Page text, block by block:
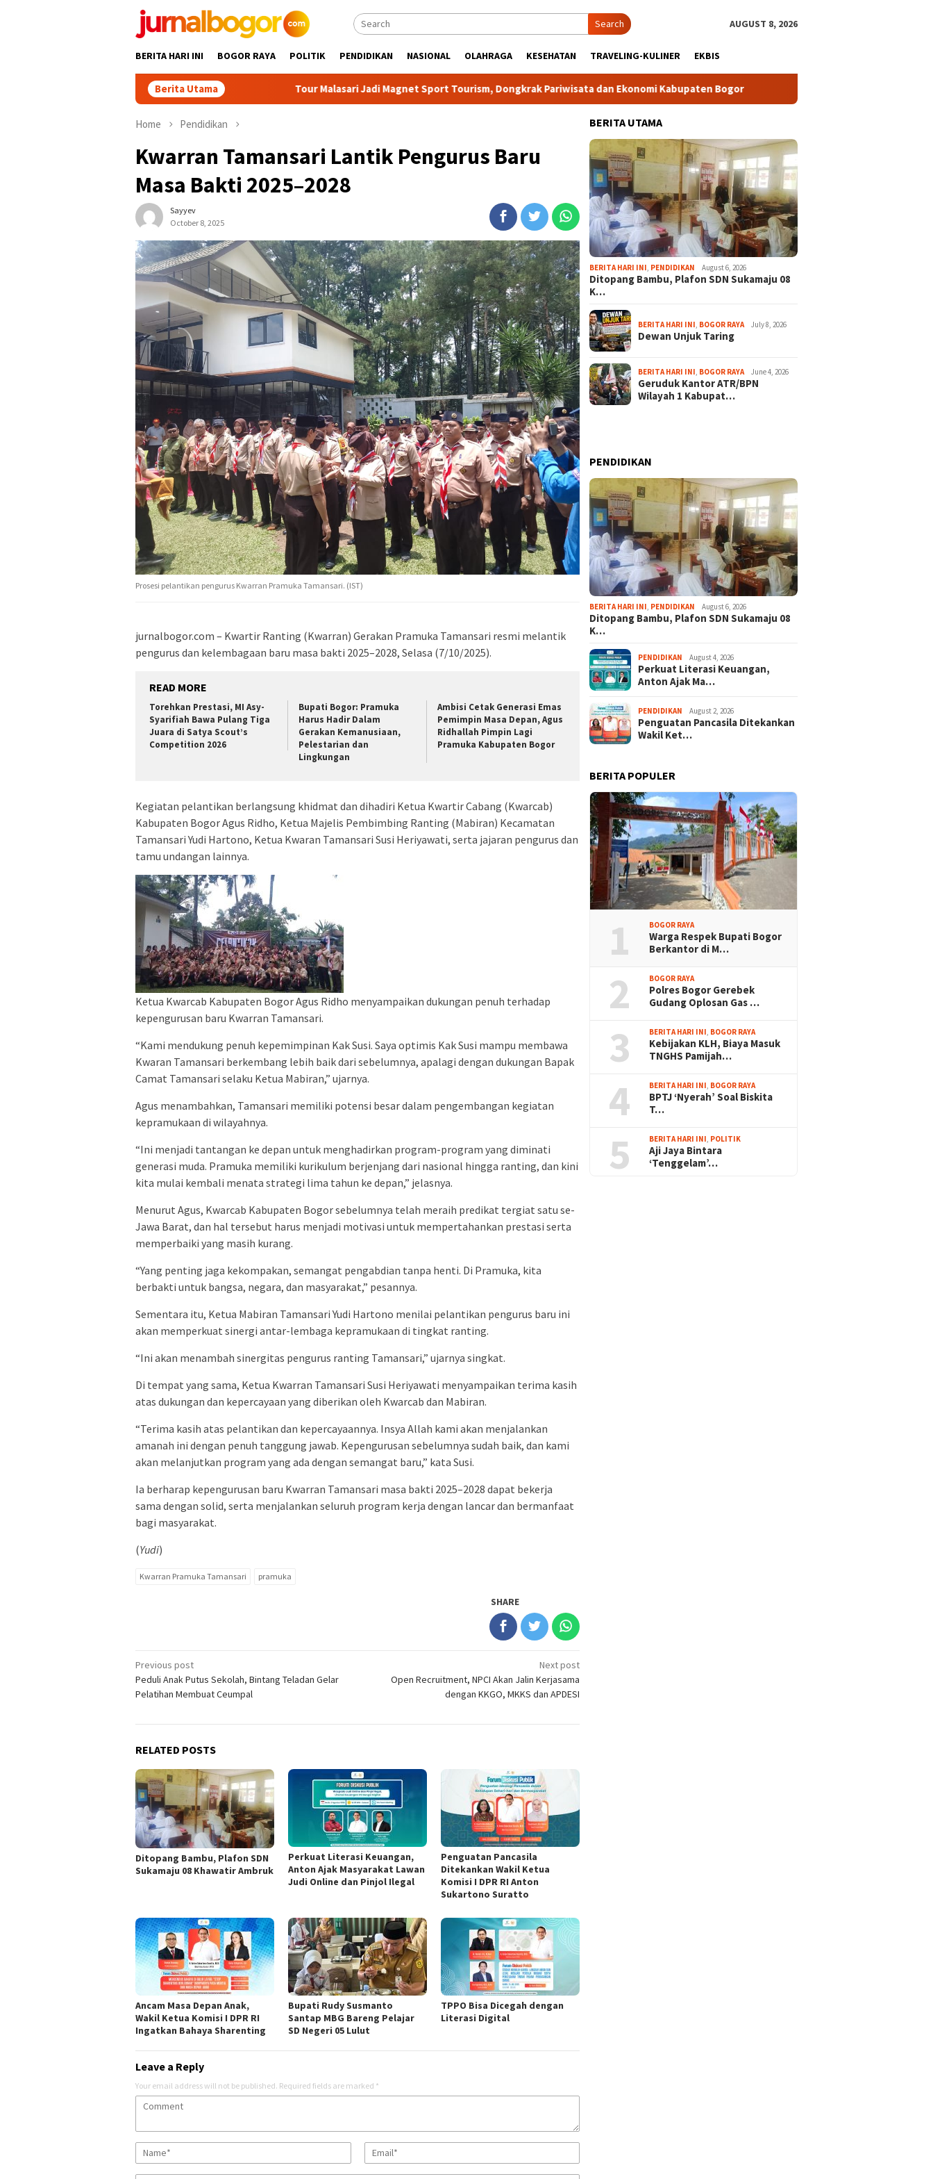
Search AUGUST 8, 2026
BERITA HARI INI BOGOR RAYA POLITIK PENDIDIKAN NASIONAL OLAHRAGA KESEHATAN TRAVELING-KULINER EKBIS
Berita UtamaTour Malasari Jadi Magnet Sport Tourism, Dongkrak Pariwisata dan Ekonomi Kabupaten Bogor Tour Malasari Halimun Salak Kian Diminati,
Home Pendidikan
Kwarran Tamansari Lantik Pengurus Baru
Masa Bakti 2025–2028
Sayyev
October 8, 2025
Prosesi pelantikan pengurus Kwarran Pramuka Tamansari. (IST)
jurnalbogor.com – Kwartir Ranting (Kwarran) Gerakan Pramuka Tamansari resmi melantik
pengurus dan kelembagaan baru masa bakti 2025–2028, Selasa (7/10/2025).
READ MORE
Torehkan Prestasi, MI Asy-
Syarifiah Bawa Pulang Tiga
Juara di Satya Scout’s
Competition 2026
Bupati Bogor: Pramuka
Harus Hadir Dalam
Gerakan Kemanusiaan,
Pelestarian dan
Lingkungan
Ambisi Cetak Generasi Emas
Pemimpin Masa Depan, Agus
Ridhallah Pimpin Lagi
Pramuka Kabupaten Bogor
Kegiatan pelantikan berlangsung khidmat dan dihadiri Ketua Kwartir Cabang (Kwarcab)
Kabupaten Bogor Agus Ridho, Ketua Majelis Pembimbing Ranting (Mabiran) Kecamatan
Tamansari Yudi Hartono, Ketua Kwaran Tamansari Susi Heriyawati, serta jajaran pengurus dan
tamu undangan lainnya.
Ketua Kwarcab Kabupaten Bogor Agus Ridho menyampaikan dukungan penuh terhadap
kepengurusan baru Kwarran Tamansari.
“Kami mendukung penuh kepemimpinan Kak Susi. Saya optimis Kak Susi mampu membawa
Kwaran Tamansari berkembang lebih baik dari sebelumnya, apalagi dengan dukungan Bapak
Camat Tamansari selaku Ketua Mabiran,” ujarnya.
Agus menambahkan, Tamansari memiliki potensi besar dalam pengembangan kegiatan
kepramukaan di wilayahnya.
“Ini menjadi tantangan ke depan untuk menghadirkan program-program yang diminati
generasi muda. Pramuka memiliki kurikulum berjenjang dari nasional hingga ranting, dan kini
kita mulai kembali menata strategi lima tahun ke depan,” jelasnya.
Menurut Agus, Kwarcab Kabupaten Bogor sebelumnya telah meraih predikat tergiat satu se-
Jawa Barat, dan hal tersebut harus menjadi motivasi untuk mempertahankan prestasi serta
memperbaiki yang masih kurang.
“Yang penting jaga kekompakan, semangat pengabdian tanpa henti. Di Pramuka, kita
berbakti untuk bangsa, negara, dan masyarakat,” pesannya.
Sementara itu, Ketua Mabiran Tamansari Yudi Hartono menilai pelantikan pengurus baru ini
akan memperkuat sinergi antar-lembaga kepramukaan di tingkat ranting.
“Ini akan menambah sinergitas pengurus ranting Tamansari,” ujarnya singkat.
Di tempat yang sama, Ketua Kwarran Tamansari Susi Heriyawati menyampaikan terima kasih
atas dukungan dan kepercayaan yang diberikan oleh Kwarcab dan Mabiran.
“Terima kasih atas pelantikan dan kepercayaannya. Insya Allah kami akan menjalankan
amanah ini dengan penuh tanggung jawab. Kepengurusan sebelumnya sudah baik, dan kami
akan melanjutkan program yang ada dengan semangat baru,” kata Susi.
Ia berharap kepengurusan baru Kwarran Tamansari masa bakti 2025–2028 dapat bekerja
sama dengan solid, serta menjalankan seluruh program kerja dengan lancar dan bermanfaat
bagi masyarakat.
(Yudi)
Kwarran Pramuka Tamansari pramuka
SHARE
Post
navigation
Previous post
Peduli Anak Putus Sekolah, Bintang Teladan Gelar
Pelatihan Membuat Ceumpal
Next post
Open Recruitment, NPCI Akan Jalin Kerjasama
dengan KKGO, MKKS dan APDESI
RELATED POSTS
Ditopang Bambu, Plafon SDN
Sukamaju 08 Khawatir Ambruk
Perkuat Literasi Keuangan,
Anton Ajak Masyarakat Lawan
Judi Online dan Pinjol Ilegal
Penguatan Pancasila
Ditekankan Wakil Ketua
Komisi I DPR RI Anton
Sukartono Suratto
Ancam Masa Depan Anak,
Wakil Ketua Komisi I DPR RI
Ingatkan Bahaya Sharenting
Bupati Rudy Susmanto
Santap MBG Bareng Pelajar
SD Negeri 05 Lulut
TPPO Bisa Dicegah dengan
Literasi Digital
Leave a Reply
Your email address will not be published. Required fields are marked *
BERITA UTAMA
BERITA HARI INI PENDIDIKAN August 6, 2026
Ditopang Bambu, Plafon SDN Sukamaju 08
K…
BERITA HARI INI BOGOR RAYA July 8, 2026
Dewan Unjuk Taring
BERITA HARI INI BOGOR RAYA June 4, 2026
Geruduk Kantor ATR/BPN
Wilayah 1 Kabupat…
PENDIDIKAN
BERITA HARI INI PENDIDIKAN August 6, 2026
Ditopang Bambu, Plafon SDN Sukamaju 08
K…
PENDIDIKAN August 4, 2026
Perkuat Literasi Keuangan,
Anton Ajak Ma…
PENDIDIKAN August 2, 2026
Penguatan Pancasila Ditekankan
Wakil Ket…
BERITA POPULER
1 BOGOR RAYA
Warga Respek Bupati Bogor
Berkantor di M…
2 BOGOR RAYA
Polres Bogor Gerebek
Gudang Oplosan Gas …
3 BERITA HARI INI, BOGOR RAYA
Kebijakan KLH, Biaya Masuk
TNGHS Pamijah…
4 BERITA HARI INI, BOGOR RAYA
BPTJ ‘Nyerah’ Soal Biskita
T…
5 BERITA HARI INI, POLITIK
Aji Jaya Bintara
‘Tenggelam’…